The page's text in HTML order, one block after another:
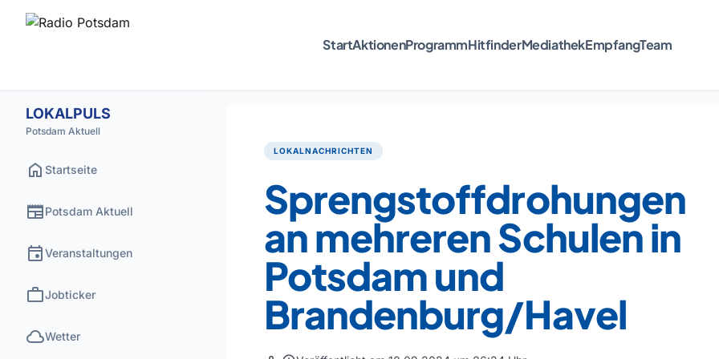
StartAktionenProgrammHitfinderMediathekEmpfangTeam
LOKALPULS
Potsdam Aktuell
home Startseite
newspaperPotsdam Aktuell
eventVeranstaltungen
workJobticker
cloudWetter
LOKALNACHRICHTEN
Sprengstoffdrohungen
an mehreren Schulen in
Potsdam und
Brandenburg/Havel